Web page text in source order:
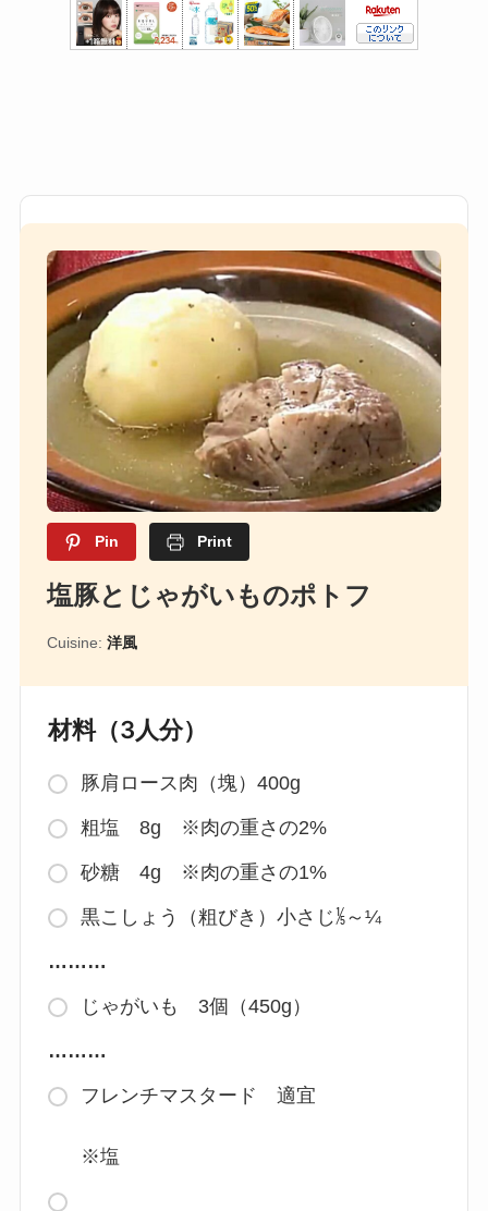
Pin Print
塩豚とじゃがいものポトフ
Cuisine: 洋風
材料（3人分）
豚肩ロース肉（塊）400g
粗塩 8g ※肉の重さの2%
砂糖 4g ※肉の重さの1%
黒こしょう（粗びき）小さじ⅕～¼
………
じゃがいも 3個（450g）
………
フレンチマスタード 適宜
※塩